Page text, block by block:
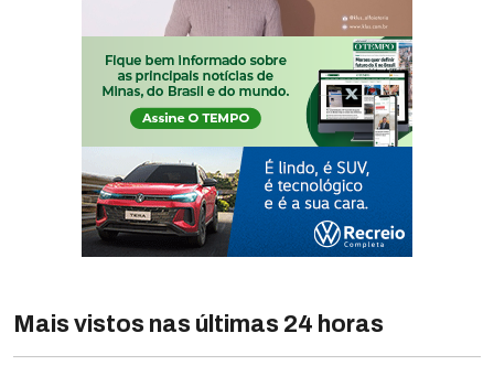
Mais vistos nas últimas 24 horas